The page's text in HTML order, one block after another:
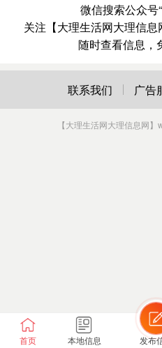
微信搜索公众号“
关注【大理生活网大理信
随时查看信息，
首页 本地信息 发布
联系我们 广告
【大理生活网大理信息网